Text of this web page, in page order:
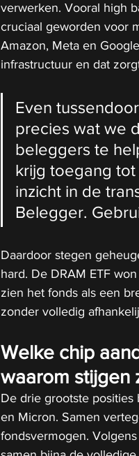
verwerken. Vooral high
cruciaal geworden voor
Amazon, Meta en
infrastructuur en dat
Even
precies wat we
beleggers te
krijg toegang
inzicht in de
Belegger.
Daardoor stegen
hard. De DRAM ETF
zien het fonds als een
zonder volledig
Welke chip
waarom stijgen
De drie grootste posities
en Micron. Samen
fondsvermogen.